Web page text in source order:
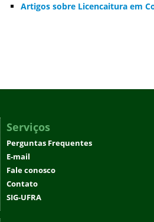
Artigos sobre Licencaitura em
Serviços
Perguntas Frequentes
E-mail
Fale conosco
Contato
SIG-UFRA